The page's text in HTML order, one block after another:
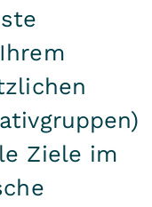
Ziele im